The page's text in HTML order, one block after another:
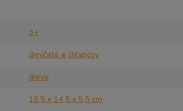
3+
dievčatá aj chlapcov
drevo
18,5 x 14,5 x 5,5 cm